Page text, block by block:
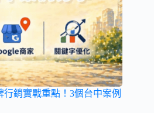
銷實戰重點！3個台中案例